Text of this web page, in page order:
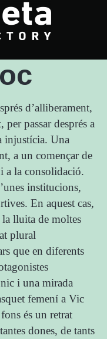
d’alliberament,
passar després a
injustícia. Una
a un començar de
a la consolidació.
institucions,
En aquest cas,
lluita de moltes
plural
que en diferents
i una mirada
femení a Vic
és un retrat
dones, de tants